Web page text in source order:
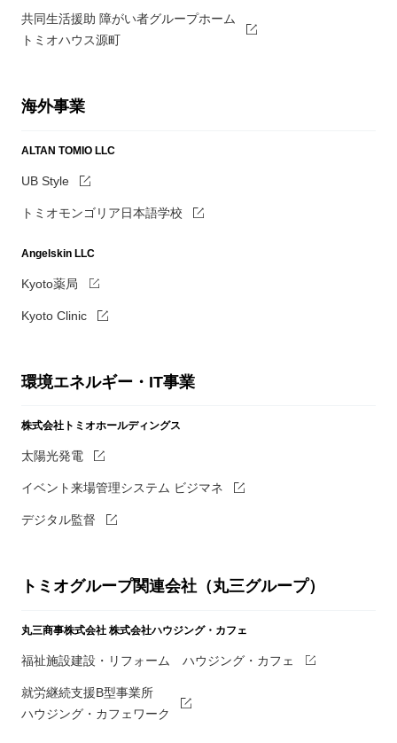
共同生活援助 障がい者グループホーム
トミオハウス源町
海外事業
ALTAN TOMIO LLC
UB Style
トミオモンゴリア日本語学校
Angelskin LLC
Kyoto薬局
Kyoto Clinic
環境エネルギー・IT事業
株式会社トミオホールディングス
太陽光発電
イベント来場管理システム ビジマネ
デジタル監督
トミオグループ関連会社（丸三グループ）
丸三商事株式会社 株式会社ハウジング・カフェ
福祉施設建設・リフォーム ハウジング・カフェ
就労継続支援B型事業所
ハウジング・カフェワーク